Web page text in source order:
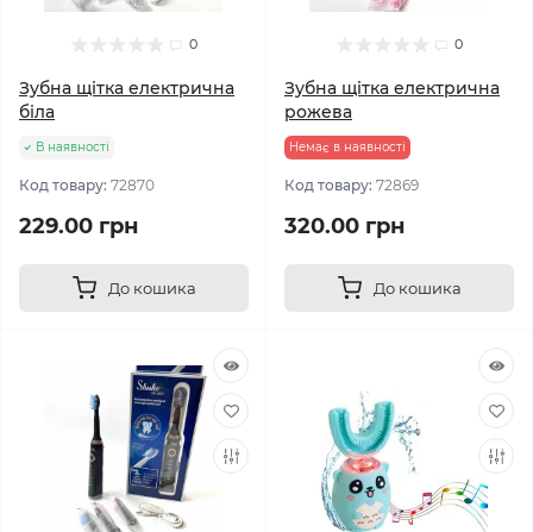
0
Зубна щітка електрична
біла
В наявності
Код товару: 72870
229.00 грн
До кошика
0
Зубна щітка електрична
рожева
Немає в наявності
Код товару: 72869
320.00 грн
До кошика